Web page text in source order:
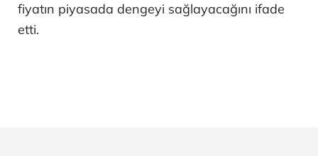
fiyatın piyasada dengeyi sağlayacağını ifade
etti.